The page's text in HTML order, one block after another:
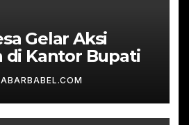
Gelar Aksi
di Kantor Bupati